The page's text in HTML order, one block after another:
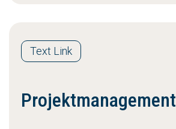
Text Link
Projektmanagement